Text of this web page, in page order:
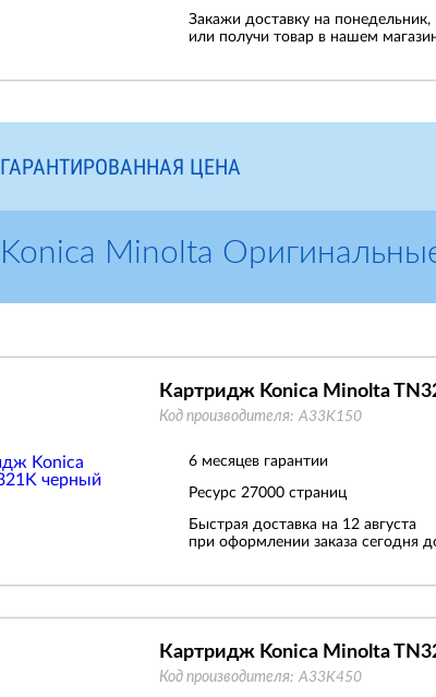
Закажи доставку на понедельник,
или получи товар в нашем
ГАРАНТИРОВАННАЯ ЦЕНА
Konica Minolta
Картридж Konica Minolta
Код производителя: A33K150
6 месяцев гарантии
Ресурс 27000 страниц
Быстрая доставка на 12 августа
при оформлении заказа сегодня
Картридж Konica Minolta
Код производителя: A33K450